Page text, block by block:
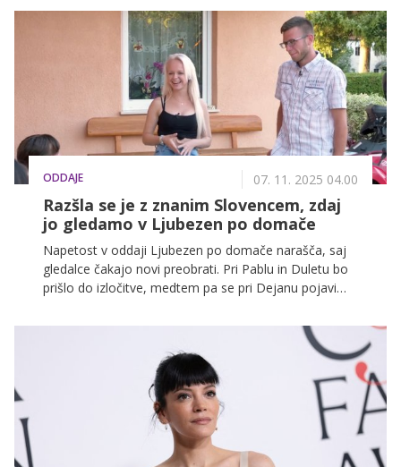
občutkov. A miru ni dolgo, saj ena od kandidatk želi
preveriti njegovo zvestobo in ga povabi na zmenek, ki
lahko spremeni vse.
ODDAJE 07. 11. 2025 04.00
Razšla se je z znanim Slovencem, zdaj
jo gledamo v Ljubezen po domače
Napetost v oddaji Ljubezen po domače narašča, saj
gledalce čakajo novi preobrati. Pri Pablu in Duletu bo
prišlo do izločitve, medtem pa se pri Dejanu pojavi
vključuje znani slovenski obraz Polona Kranjc.